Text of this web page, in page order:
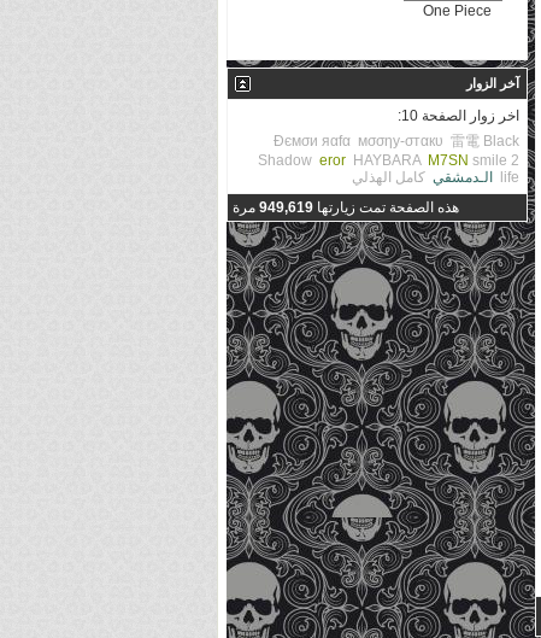
One Piece
آخر الزوار
اخر زوار الصفحة 10:
Đємσи яαfα мσσηу-σтαкυ 雷電 Black
Shadow eror HAYBARA M7SN smile 2
life
الـدمشقي كامل الهذلي
هذه الصفحة تمت زيارتها 949,619 مرة